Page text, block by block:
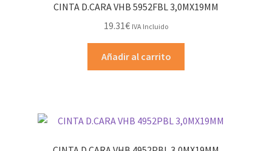
CINTA D.CARA VHB 5952FBL 3,0MX19MM
19.31€ IVA Incluido
Añadir al carrito